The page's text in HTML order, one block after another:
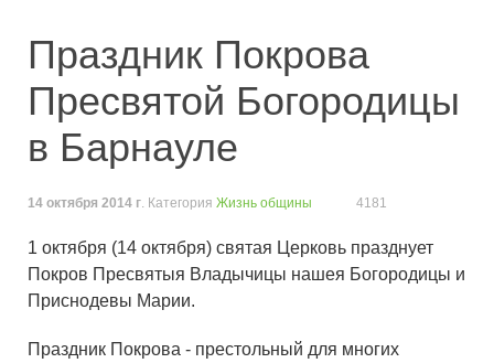
Праздник Покрова
Пресвятой Богородицы
в Барнауле
14 октября 2014 г. Категория Жизнь общины 4181
1 октября (14 октября) святая Церковь празднует
Покров Пресвятыя Владычицы нашея Богородицы и
Приснодевы Марии.
Праздник Покрова - престольный для многих